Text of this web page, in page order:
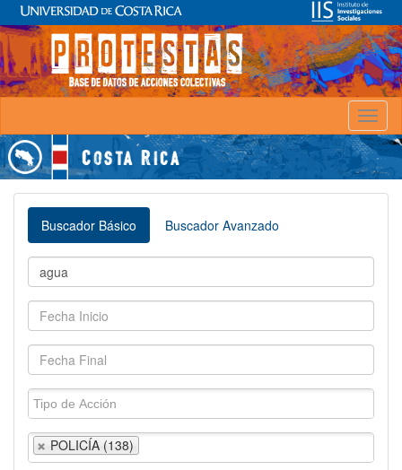
Buscador Básico Buscador Avanzado
POLICÍA (138)